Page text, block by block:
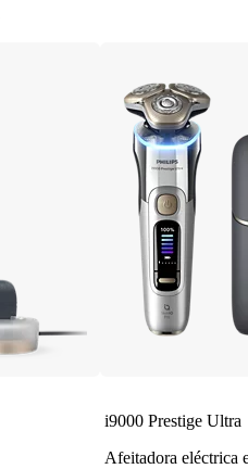
i9000 Prestige Ultra
Afeitadora eléctrica